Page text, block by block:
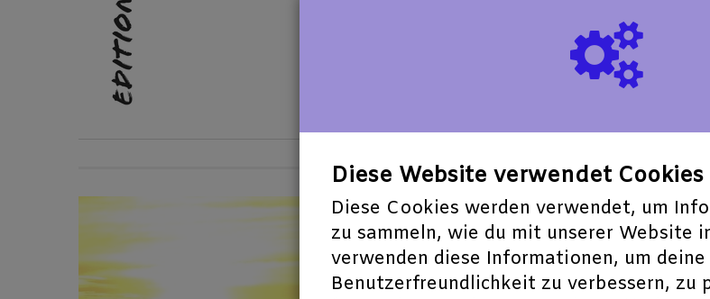
alles!"
Mehr lesen
365 Tage
12-08-2022 |
Liebe
beginnt
Diese Website verwendet Cookies
Diese Cookies werden verwendet, um
zu sammeln, wie du mit unserer Website
verwenden diese Informationen, um deine
Benutzerfreundlichkeit zu verbessern, zu